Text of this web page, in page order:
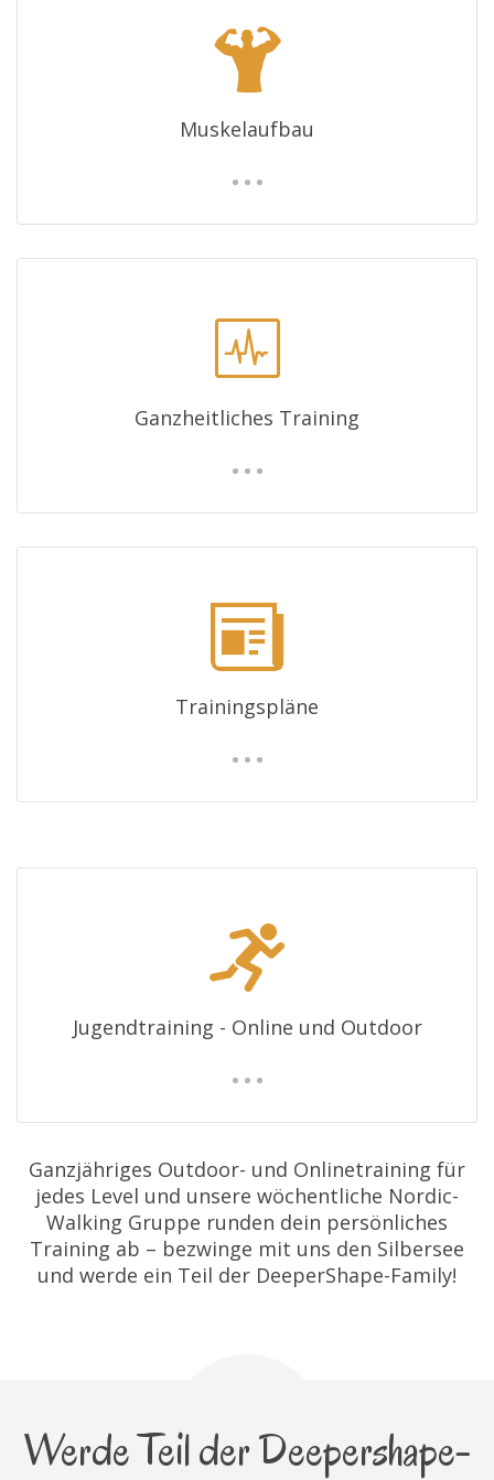
Muskelaufbau
Ganzheitliches Training
Trainingspläne
Jugendtraining - Online und Outdoor
Ganzjähriges Outdoor- und Onlinetraining für
jedes Level und unsere wöchentliche Nordic-
Walking Gruppe runden dein persönliches
Training ab – bezwinge mit uns den Silbersee
und werde ein Teil der DeeperShape-Family!
Werde Teil der Deepershape-